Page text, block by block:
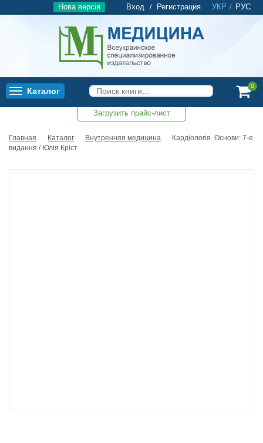
УКР / РУС
Вход / Регистрация
Нова версія
Toggle
Каталог
0
Загрузить прайс-лист
Главная Каталог Внутренняя медицина
Кардіологія. Основи: 7-е
видання / Юлія Кріст